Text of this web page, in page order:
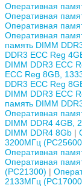
Оперативная
Оперативная
Оперативная
Оперативная
память DIMM
DDR3 ECC Reg
DIMM DDR3 ECC
ECC Reg 8GB,
DDR3 ECC Reg
DIMM DDR3 ECC
память DIMM
Оперативная
DIMM DDR4 4GB,
DIMM DDR4 8Gb
3200МГц
Оперативная
Оперативная
(PC21300)
2133МГц